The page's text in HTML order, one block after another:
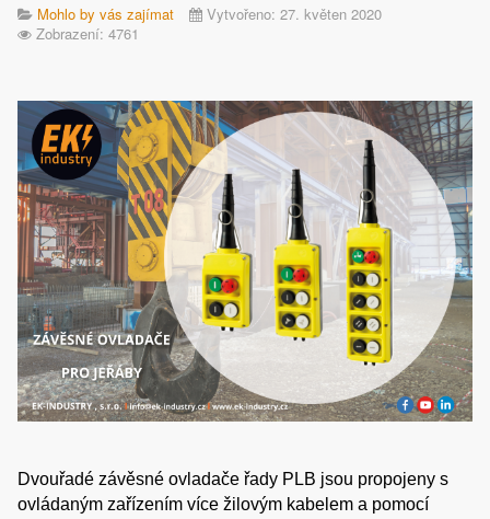
Mohlo by vás zajímat
Vytvořeno: 27. květen 2020
Zobrazení: 4761
Dvouřadé závěsné ovladače řady PLB jsou propojeny s
ovládaným zařízením více žilovým kabelem a pomocí